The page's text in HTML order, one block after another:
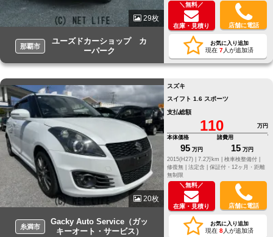
29枚
那覇市
ユーズドカーショップ カ
ーパーク
＼無料／
在庫・見積り 店舗に電話
お気に入り追加
現在 7人が追加済
20枚
糸満市
Gacky Auto Service（ガッ
キーオート・サービス）
スズキ
スイフト 1.6 スポーツ
支払総額
110
万円
本体価格
95 万円
諸費用
15 万円
2015(H27) |
7.2万km |
検車検整備付 |
修復無 | 法定含 | 保証付・12ヶ月・距離
無制限
＼無料／
在庫・見積り 店舗に電話
お気に入り追加
現在 8人が追加済